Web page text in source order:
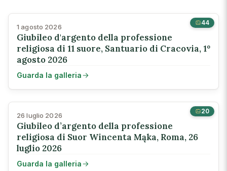
44
1 agosto 2026
Giubileo d'argento della professione
religiosa di 11 suore, Santuario di Cracovia, 1º
agosto 2026
Guarda la galleria
20
26 luglio 2026
Giubileo d’argento della professione
religiosa di Suor Wincenta Mąka, Roma, 26
luglio 2026
Guarda la galleria